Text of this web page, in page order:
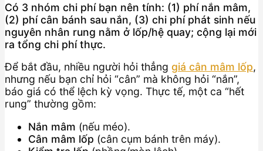
Có 3 nhóm chi phí bạn nên tính: (1) phí nắn mâm,
(2) phí cân bánh sau nắn, (3) chi phí phát sinh nếu
nguyên nhân rung nằm ở lốp/hệ quay; cộng lại mới
ra tổng chi phí thực.
Để bắt đầu, nhiều người hỏi thẳng giá cân mâm lốp,
nhưng nếu bạn chỉ hỏi “cân” mà không hỏi “nắn”,
báo giá có thể lệch kỳ vọng. Thực tế, một ca “hết
rung” thường gồm:
Nắn mâm (nếu méo).
Cân mâm lốp (cân cụm bánh trên máy).